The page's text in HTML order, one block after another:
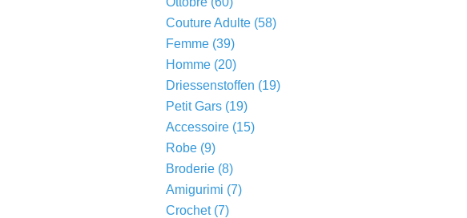
Couture Adulte (58)
Femme (39)
Homme (20)
Driessenstoffen (19)
Petit Gars (19)
Accessoire (15)
Robe (9)
Broderie (8)
Amigurimi (7)
Crochet(7)